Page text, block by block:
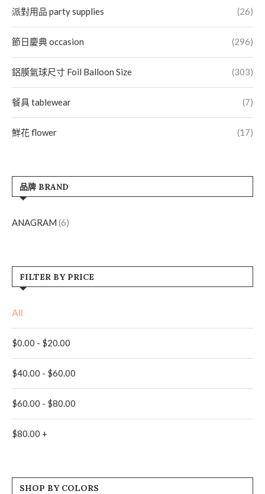
派對用品 party supplies (26)
節日慶典 occasion (296)
鋁膜氣球尺寸 Foil Balloon Size (303)
餐具 tablewear (7)
鮮花 flower (17)
品牌 BRAND
ANAGRAM (6)
FILTER BY PRICE
All
$0.00 - $20.00
$40.00 - $60.00
$60.00 - $80.00
$80.00 +
SHOP BY COLORS